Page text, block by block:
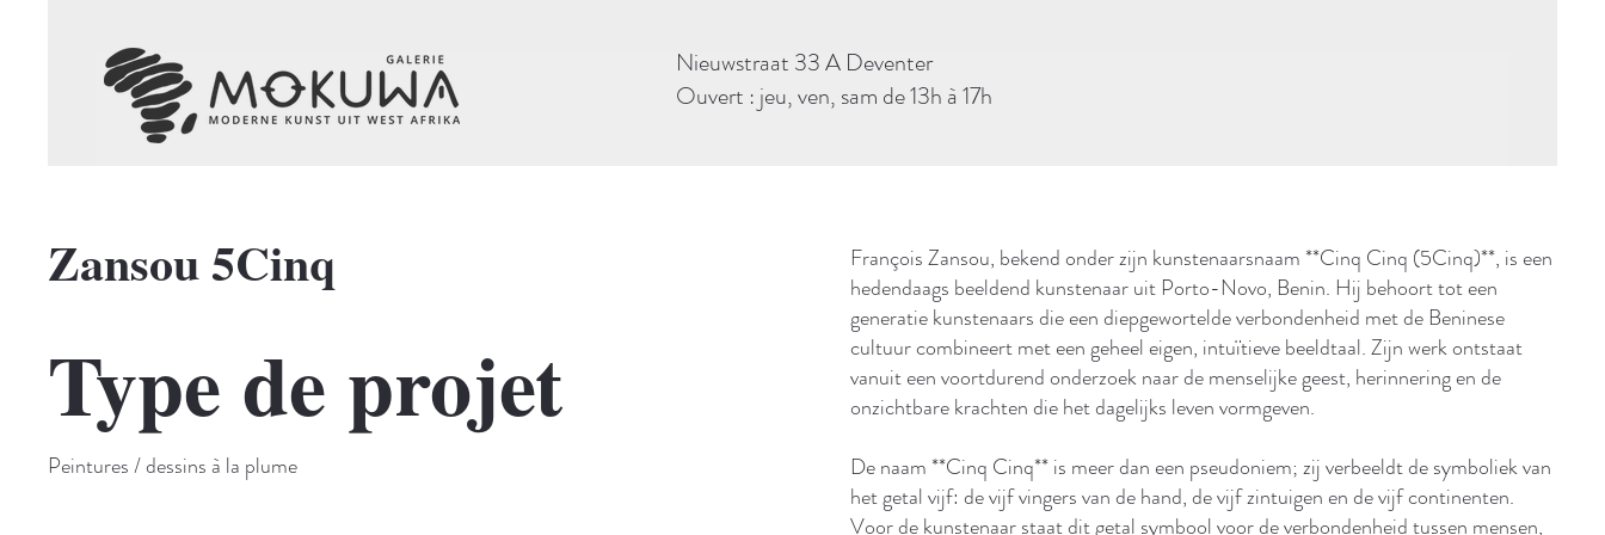
Nieuwstraat 33 A Deventer
Ouvert : jeu, ven, sam de 13h à 17h
Zansou 5Cinq
Type de projet
Peintures / dessins à la plume
François Zansou, bekend onder zijn kunstenaarsnaam **Cinq Cinq (5Cinq)**, is een
hedendaags beeldend kunstenaar uit Porto-Novo, Benin. Hij behoort tot een
generatie kunstenaars die een diepgewortelde verbondenheid met de Beninese
cultuur combineert met een geheel eigen, intuïtieve beeldtaal. Zijn werk ontstaat
vanuit een voortdurend onderzoek naar de menselijke geest, herinnering en de
onzichtbare krachten die het dagelijks leven vormgeven.
De naam **Cinq Cinq** is meer dan een pseudoniem; zij verbeeldt de symboliek van
het getal vijf: de vijf vingers van de hand, de vijf zintuigen en de vijf continenten.
Voor de kunstenaar staat dit getal symbool voor de verbondenheid tussen mensen,